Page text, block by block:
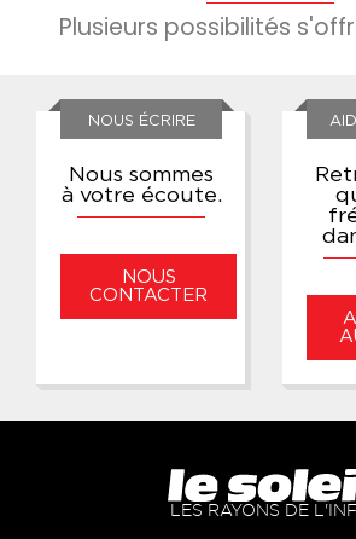
Plusieurs possibilités
NOUS ÉCRIRE
Nous sommes
à votre écoute.
NOUS
CONTACTER
LES RAYONS DE